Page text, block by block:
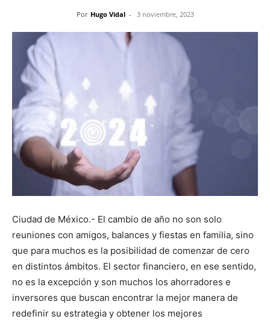
Por Hugo Vidal - 3 noviembre, 2023
Ciudad de México.- El cambio de año no son solo
reuniones con amigos, balances y fiestas en familia, sino
que para muchos es la posibilidad de comenzar de cero
en distintos ámbitos. El sector financiero, en ese sentido,
no es la excepción y son muchos los ahorradores e
inversores que buscan encontrar la mejor manera de
redefinir su estrategia y obtener los mejores